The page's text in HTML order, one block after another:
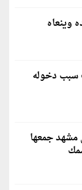
وينعاه
سبب دخوله
مشهد جمعها